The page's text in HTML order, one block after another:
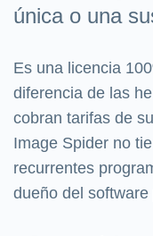
única o una
Es una licencia
diferencia de las
cobran tarifas de
Image Spider no
recurrentes
dueño del